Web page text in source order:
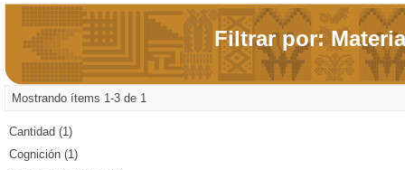
Filtrar por: Materia
Mostrando ítems 1-3 de 1
Cantidad (1)
Cognición (1)